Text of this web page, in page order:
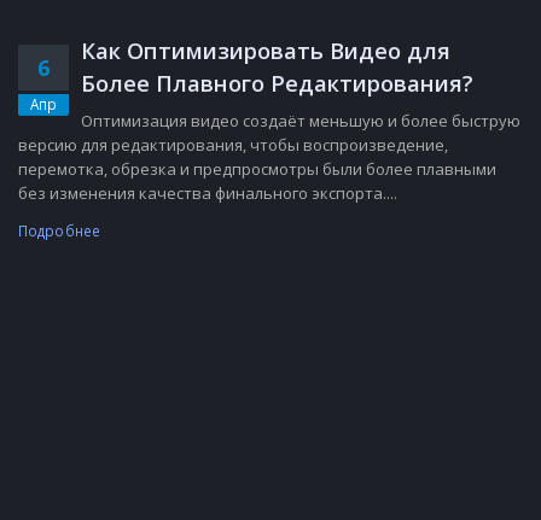
6
Апр
Как Оптимизировать Видео для
Более Плавного Редактирования?
Оптимизация видео создаёт меньшую и более быструю
версию для редактирования, чтобы воспроизведение,
перемотка, обрезка и предпросмотры были более плавными
без изменения качества финального экспорта....
Подробнее